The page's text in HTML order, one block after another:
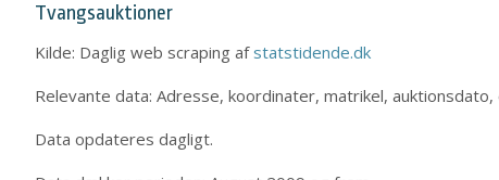
Tvangsauktioner
Kilde: Daglig web scraping afstatstidende.dk
Relevante data: Adresse, koordinater, matrikel,
Data opdateres dagligt.